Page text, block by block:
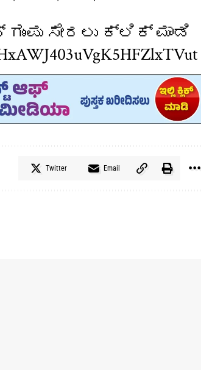
ಸೇರಲು ಕ್ಲಿಕ್ ಮಾಡಿ
Twitter Email